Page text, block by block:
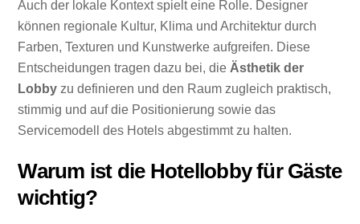
Auch der lokale Kontext spielt eine Rolle. Designer
können regionale Kultur, Klima und Architektur durch
Farben, Texturen und Kunstwerke aufgreifen. Diese
Entscheidungen tragen dazu bei, die Ästhetik der
Lobby zu definieren und den Raum zugleich praktisch,
stimmig und auf die Positionierung sowie das
Servicemodell des Hotels abgestimmt zu halten.
Warum ist die Hotellobby für Gäste
wichtig?